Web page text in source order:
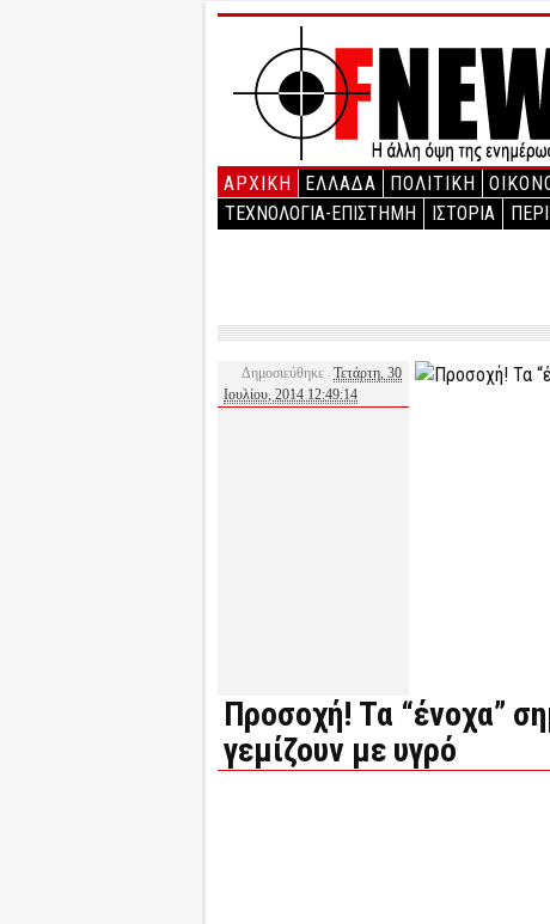
ΑΡΧΙΚΉ ΕΛΛΑΔΑ ΠΟΛΙΤΙΚΗ
ΤΕΧΝΟΛΟΓΙΑ-ΕΠΙΣΤΗΜΗ
ΙΣΤΟΡΙΑ
Δημοσιεύθηκε Τετάρτη, 30
Ιουλίου, 2014 12:49:14
Προσοχή! Τα “ένοχα”
γεμίζουν με υγρό